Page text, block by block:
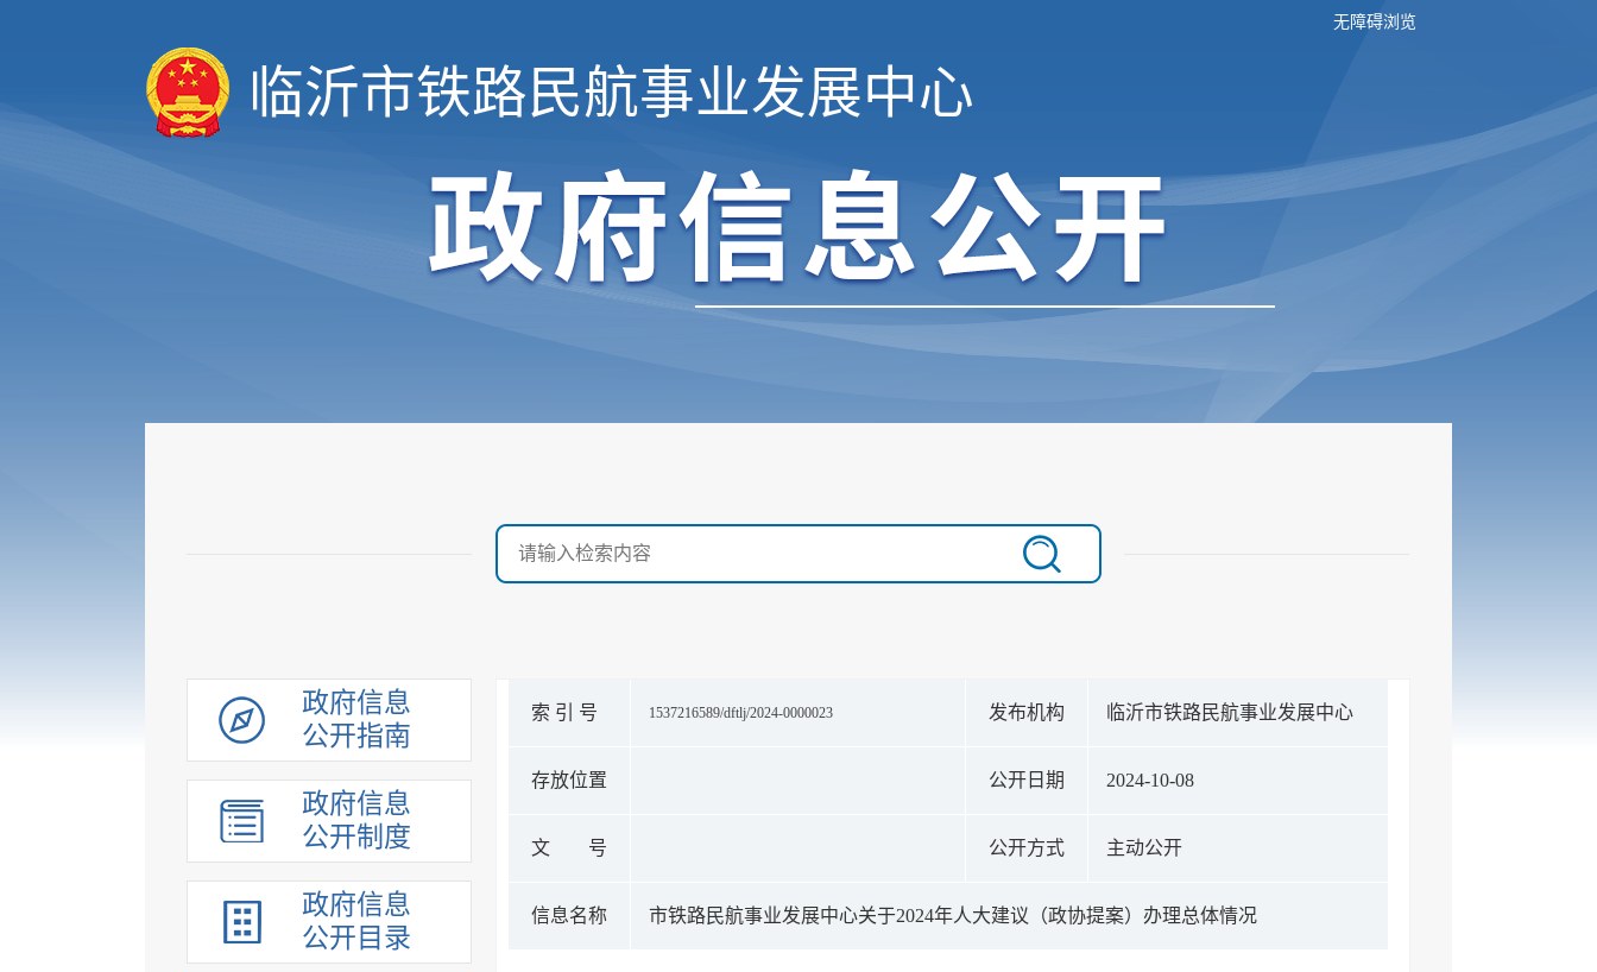
无障碍浏览
临沂市铁路民航事业发展中心
政府信息
公开指南
政府信息
公开制度
政府信息
公开目录
索 引 号 1537216589/dftlj/2024-0000023 发布机构 临沂市铁路民航事业发展中心
存放位置 公开日期 2024-10-08
文 号 公开方式 主动公开
信息名称 市铁路民航事业发展中心关于2024年人大建议（政协提案）办理总体情况